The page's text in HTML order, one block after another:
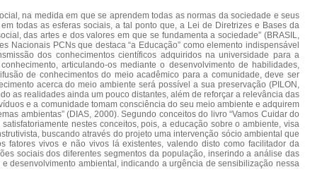
na medida em que se aprendem todas as normas da sociedade e seus
todas as esferas sociais, a tal ponto que, a Lei de Diretrizes e Bases da
das artes e dos valores em que se fundamenta a sociedade” (BRASIL,
Nacionais PCNs que destaca “a Educação” como elemento indispensável
dos conhecimentos científicos adquiridos na universidade para a
articulando-os mediante o desenvolvimento de habilidades,
de conhecimentos do meio acadêmico para a comunidade, deve ser
acerca do meio ambiente será possível a sua preservação (PILON,
as realidades ainda um pouco distantes, além de reforçar a relevância das
e a comunidade tomam consciência do seu meio ambiente e adquirem
ambientas” (DIAS, 2000). Segundo conceitos do livro “Vamos Cuidar do
nestes conceitos, pois, a educação sobre o ambiente, visa
buscando através do projeto uma intervenção sócio ambiental que
vivos e não vivos lá existentes, valendo disto como facilitador da
sociais dos diferentes segmentos da população, inserindo a análise das
desenvolvimento ambiental, indicando a urgência de sensibilização nessa